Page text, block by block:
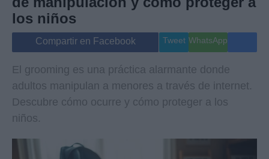
Viajes
Gente
Musica
los niños
Compartir en Facebook Tweet WhatsApp
El grooming es una práctica alarmante donde
adultos manipulan a menores a través de internet.
Descubre cómo ocurre y cómo proteger a los
niños.